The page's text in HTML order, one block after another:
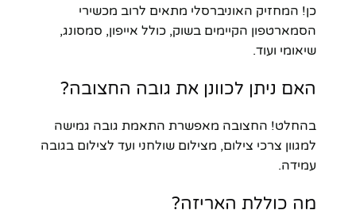
כן! המחזיק האוניברסלי מתאים לרוב מכשירי
הסמארטפון הקיימים בשוק, כולל אייפון, סמסונג,
שיאומי ועוד.
האם ניתן לכוונן את גובה החצובה?
בהחלט! החצובה מאפשרת התאמת גובה גמישה
למגוון צרכי צילום, מצילום שולחני ועד לצילום בגובה
עמידה.
מה כוללת האריזה?